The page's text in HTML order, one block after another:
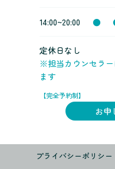
14:00~20:00 ●
定休日なし
※担当カウンセラー
ます
【完全予約制】
お申
プライバシーポリシー